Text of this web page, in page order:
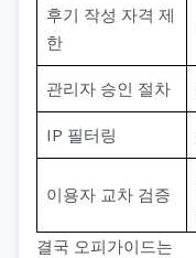
후기 작성 자격 제
한
관리자 승인 절차
IP 필터링
이용자 교차 검증
결국 오피가이드는